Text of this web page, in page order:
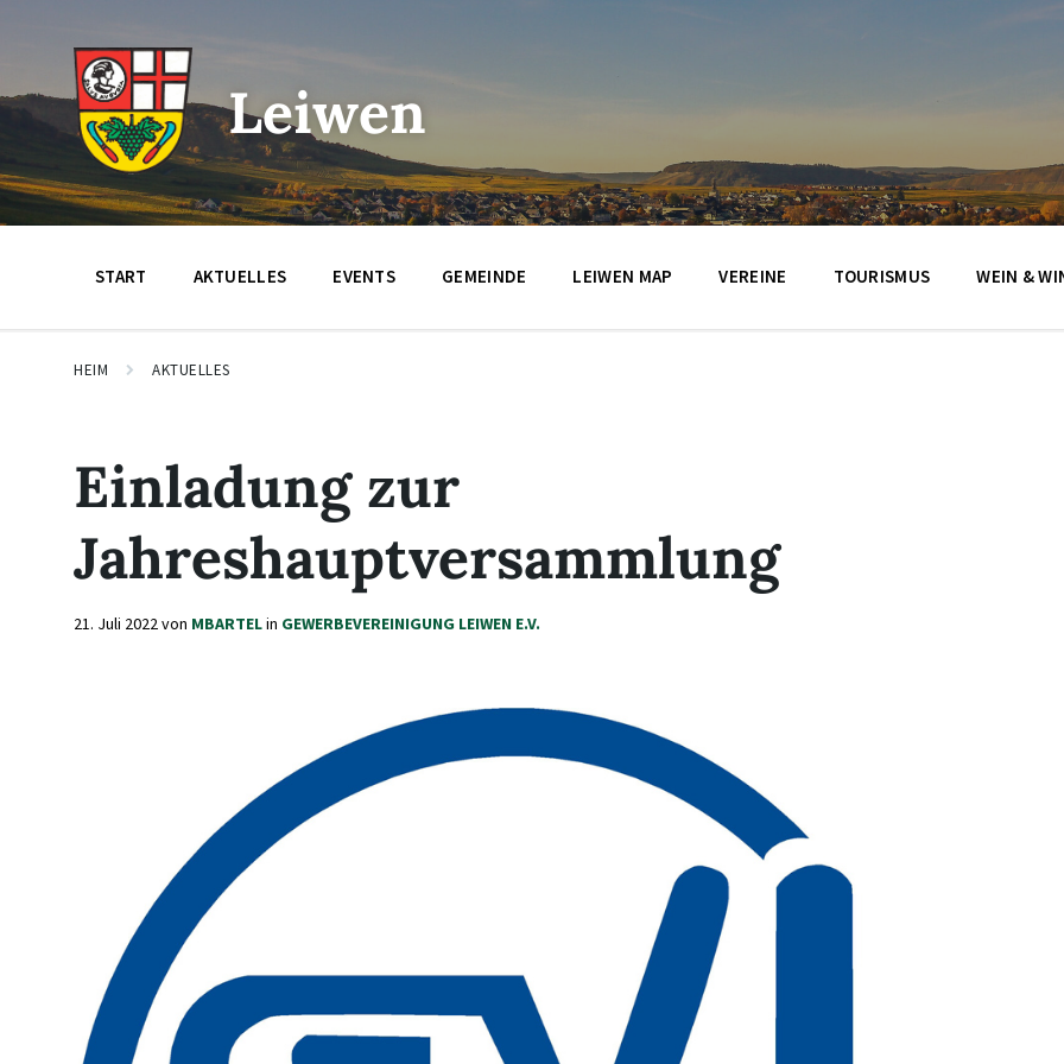
Leiwen
START AKTUELLES EVENTS GEMEINDE LEIWEN MAP VEREINE TOURISMUS WEIN &
HEIM AKTUELLES
Einladung zur
Jahreshauptversammlung
21. Juli 2022von MBARTELin GEWERBEVEREINIGUNG LEIWEN E.V.